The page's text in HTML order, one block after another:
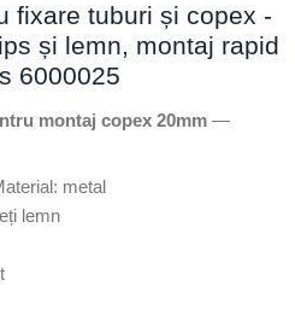
fixare tuburi și copex -
și lemn, montaj rapid
6000025
montaj copex 20mm —
metal
lemn